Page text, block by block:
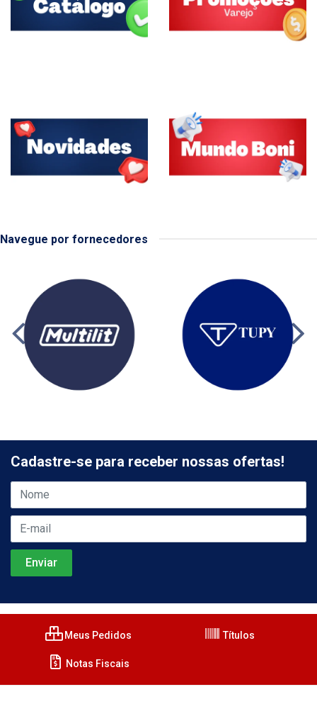
Navegue por fornecedores
Cadastre-se para receber nossas ofertas!
Meus Pedidos Títulos
Notas Fiscais